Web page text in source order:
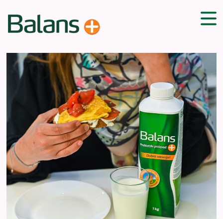
ДОМА
СОВЕТИ
ВЕЖБИ
ПЛАН ЗА ИСХРАНА
ЗДРАВИ РЕЦЕПТИ
БЛОГ
ПРОИЗВОДИ
КАМПАЊИ
ЧПП